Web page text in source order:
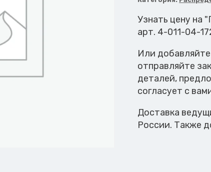
Узнать цену на
арт. 4-011-04-
Или
отправляйте
деталей,
согласует с
Доставка
России. Также